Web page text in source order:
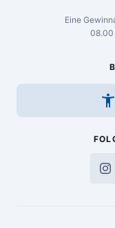
Eine
08.00
accessibility_new